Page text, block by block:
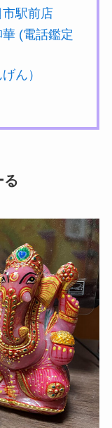
駅前店
(電話鑑定
ん）